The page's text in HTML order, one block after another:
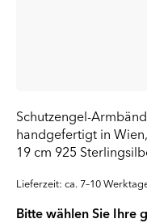
Schutzengel-
handgefertigt in
19 cm 925
Lieferzeit: ca. 7–10
Bitte wählen Sie Ihre